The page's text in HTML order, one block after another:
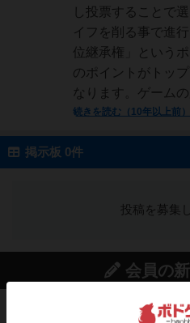
し投票することで
イフを削る事で進
位継承権」という
のポイントがトッ
なります。ゲーム
続きを読む（10年以上前）
掲示板 0件
投稿を募集
会員の
充実